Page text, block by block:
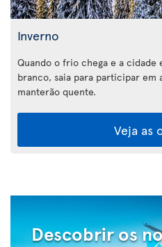
Inverno
Quando o frio chega e a
branco, saia para participar em
manterão quente.
Veja as
Descobrir os